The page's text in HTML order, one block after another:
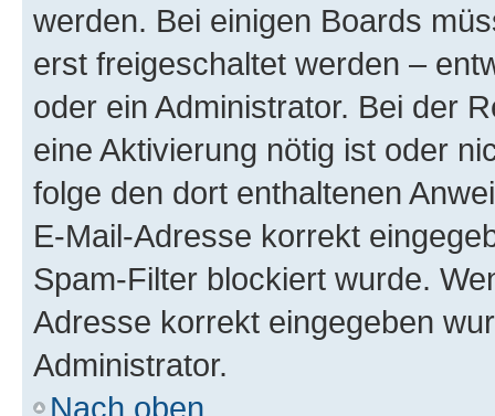
werden. Bei einigen Boards
erst freigeschaltet werden –
oder ein Administrator. Bei der
eine Aktivierung nötig ist oder
folge den dort enthaltenen
E-Mail-Adresse korrekt
Spam-Filter blockiert wurde.
Adresse korrekt eingegeben
Administrator.
Nach oben